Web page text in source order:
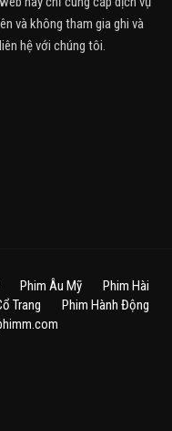
và không tham gia ghi và
hệ với chúng tôi.
Phim Âu Mỹ
Phim Hài
Trang Phim Hành Động